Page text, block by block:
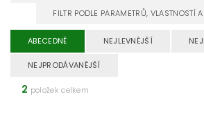
FILTR PODLE PARAMETRŮ, VLASTNOSTÍ
ABECEDNĚ NEJLEVNĚJŠÍ
NEJPRODÁVANĚJŠÍ
2 položek celkem